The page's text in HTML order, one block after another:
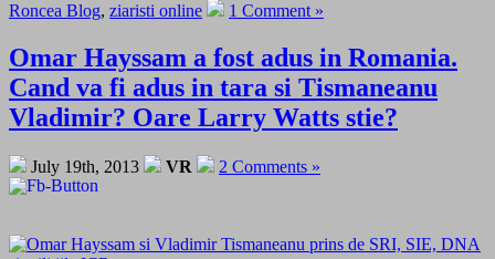
Roncea Blog, ziaristi online 1 Comment »
Omar Hayssam a fost adus in Romania.
Cand va fi adus in tara si Tismaneanu
Vladimir? Oare Larry Watts stie?
July 19th, 2013 VR 2 Comments »